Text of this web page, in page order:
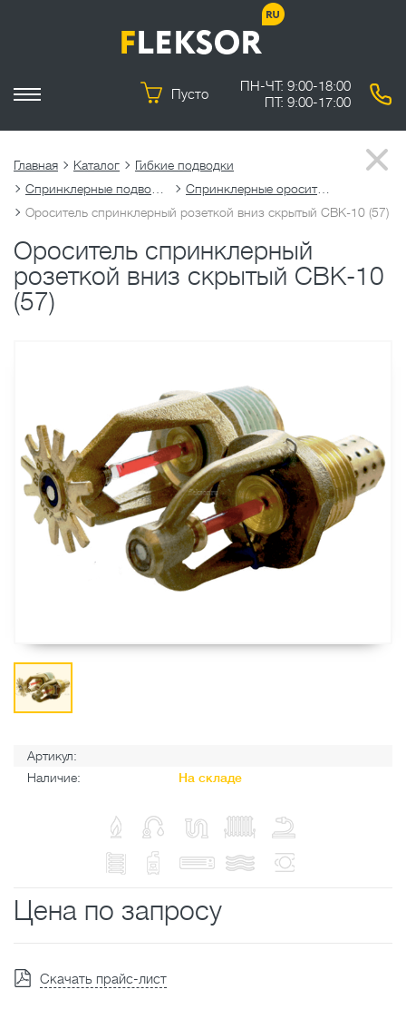
Пусто
ПН-ЧТ: 9:00-18:00
ПТ: 9:00-17:00
Главная Каталог
Гибкие подводки
Спринклерные оросители
Ороситель спринклерный розеткой вниз скрытый СВК-10 (57)
Ороситель спринклерный
розеткой вниз скрытый СВК-10
(57)
Артикул:
Наличие:
На складе
Цена по запросу
Скачать прайс-лист